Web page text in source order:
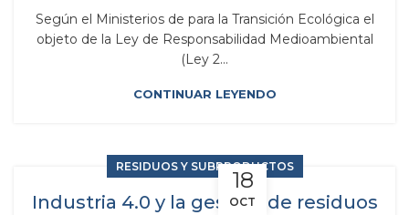
Según el Ministerios de para la Transición Ecológica el
objeto de la Ley de Responsabilidad Medioambiental
(Ley 2...
CONTINUAR LEYENDO
18
OCT
RESIDUOS Y SUBPRODUCTOS
Industria 4.0 y la gestión de residuos